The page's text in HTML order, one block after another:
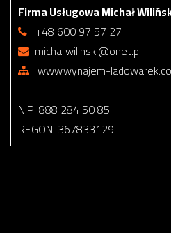
Firma Usługowa Michał
+48 600 97 57 27
michal.wilinski@onet.pl
www.wynajem-
NIP: 888 284 50 85
REGON: 367833129